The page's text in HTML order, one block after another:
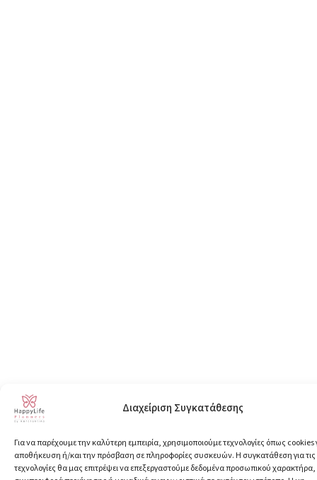
Διαχείριση Συγκατάθεσης
Για να παρέχουμε την καλύτερη εμπειρία, χρησιμοποιούμε τεχνολογίες όπως cookies
αποθήκευση ή/και την πρόσβαση σε πληροφορίες συσκευών. Η συγκατάθεση για
τεχνολογίες θα μας επιτρέψει να επεξεργαστούμε δεδομένα προσωπικού